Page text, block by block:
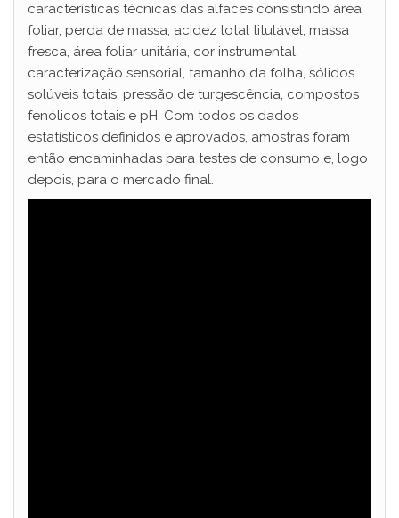
características técnicas das alfaces consistindo área
foliar, perda de massa, acidez total titulável, massa
fresca, área foliar unitária, cor instrumental,
caracterização sensorial, tamanho da folha, sólidos
solúveis totais, pressão de turgescência, compostos
fenólicos totais e pH. Com todos os dados
estatísticos definidos e aprovados, amostras foram
então encaminhadas para testes de consumo e, logo
depois, para o mercado final.